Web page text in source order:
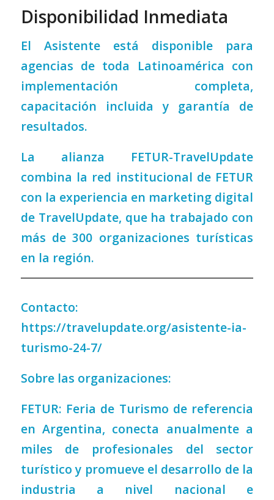
Disponibilidad Inmediata
El Asistente está disponible para
agencias de toda Latinoamérica con
implementación completa,
capacitación incluida y garantía de
resultados.
La alianza FETUR-TravelUpdate
combina la red institucional de FETUR
con la experiencia en marketing digital
de TravelUpdate, que ha trabajado con
más de 300 organizaciones turísticas
en la región.
Contacto:
https://travelupdate.org/asistente-ia-
turismo-24-7/
Sobre las organizaciones:
FETUR: Feria de Turismo de referencia
en Argentina, conecta anualmente a
miles de profesionales del sector
turístico y promueve el desarrollo de la
industria a nivel nacional e